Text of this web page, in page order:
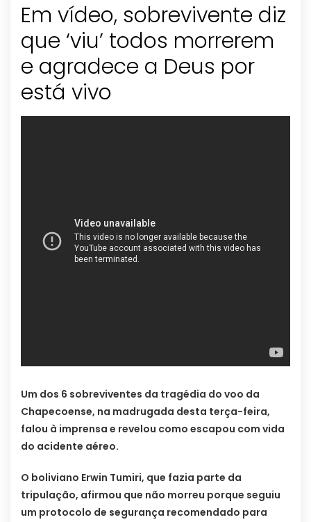
Em vídeo, sobrevivente diz
que ‘viu’ todos morrerem
e agradece a Deus por
está vivo
Um dos 6 sobreviventes da tragédia do voo da
Chapecoense, na madrugada desta terça-feira,
falou à imprensa e revelou como escapou com vida
do acidente aéreo.
O boliviano Erwin Tumiri, que fazia parte da
tripulação, afirmou que não morreu porque seguiu
um protocolo de segurança recomendado para